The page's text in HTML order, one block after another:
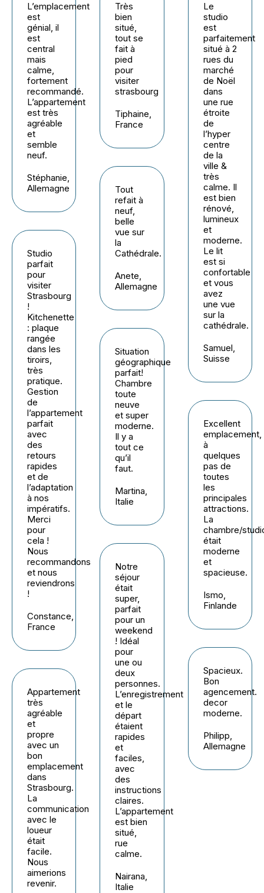
L’emplacement
est
génial, il
est
central
mais
calme,
fortement
recommandé.
L’appartement
est très
agréable
et
semble
neuf.
Stéphanie,
Allemagne
Studio
parfait
pour
visiter
Strasbourg
!
Kitchenette
: plaque
rangée
dans les
tiroirs,
très
pratique.
Gestion
de
l’appartement
parfait
avec
des
retours
rapides
et de
l’adaptation
à nos
impératifs.
Merci
pour
cela !
Nous
recommandons
et nous
reviendrons
!
Constance,
France
Appartement
très
agréable
et
propre
avec un
bon
emplacement
dans
Strasbourg.
La
communication
avec le
loueur
était
facile.
Nous
aimerions
revenir.
Très
bien
situé,
tout se
fait à
pied
pour
visiter
strasbourg
Tiphaine,
France
Tout
refait à
neuf,
belle
vue sur
la
Cathédrale.
Anete,
Allemagne
Situation
géographique
parfait!
Chambre
toute
neuve
et super
moderne.
Il y a
tout ce
qu’il
faut.
Martina,
Italie
Notre
séjour
était
super,
parfait
pour un
weekend
! Idéal
pour
une ou
deux
personnes.
L’enregistrement
et le
départ
étaient
rapides
et
faciles,
avec
des
instructions
claires.
L’appartement
est bien
situé,
rue
calme.
Nairana,
Italie
Le
studio
est
parfaitement
situé à 2
rues du
marché
de Noël
dans
une rue
étroite
de
l’hyper
centre
de la
ville &
très
calme. Il
est bien
rénové,
lumineux
et
moderne.
Le lit
est si
confortable
et vous
avez
une vue
sur la
cathédrale.
Samuel,
Suisse
Excellent
emplacement,
à
quelques
pas de
toutes
les
principales
attractions.
La
chambre/
était
moderne
et
spacieuse.
Ismo,
Finlande
Spacieux.
Bon
agencement.
decor
moderne.
Philipp,
Allemagne